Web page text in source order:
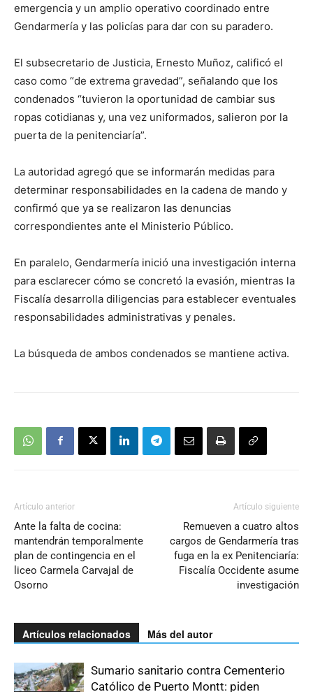
emergencia y un amplio operativo coordinado entre
Gendarmería y las policías para dar con su paradero.
El subsecretario de Justicia, Ernesto Muñoz, calificó el
caso como “de extrema gravedad”, señalando que los
condenados “tuvieron la oportunidad de cambiar sus
ropas cotidianas y, una vez uniformados, salieron por la
puerta de la penitenciaría”.
La autoridad agregó que se informarán medidas para
determinar responsabilidades en la cadena de mando y
confirmó que ya se realizaron las denuncias
correspondientes ante el Ministerio Público.
En paralelo, Gendarmería inició una investigación interna
para esclarecer cómo se concretó la evasión, mientras la
Fiscalía desarrolla diligencias para establecer eventuales
responsabilidades administrativas y penales.
La búsqueda de ambos condenados se mantiene activa.
Artículo anterior
Ante la falta de cocina:
mantendrán temporalmente
plan de contingencia en el
liceo Carmela Carvajal de
Osorno
Artículo siguiente
Remueven a cuatro altos
cargos de Gendarmería tras
fuga en la ex Penitenciaría:
Fiscalía Occidente asume
investigación
Artículos relacionados Más del autor
Sumario sanitario contra Cementerio
Católico de Puerto Montt: piden